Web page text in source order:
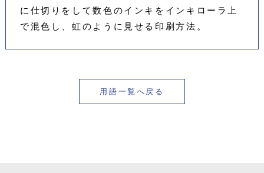
に仕切りをして数色のインキをインキローラ上
で混色し、虹のように見せる印刷方法。
用語一覧へ戻る